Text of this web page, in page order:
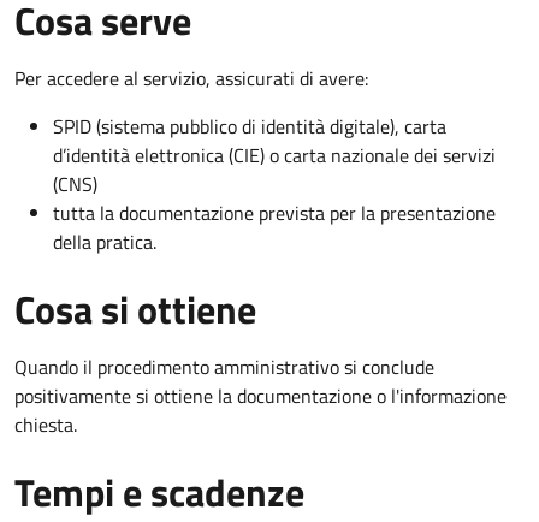
Cosa serve
Per accedere al servizio, assicurati di avere:
SPID (sistema pubblico di identità digitale), carta
d’identità elettronica (CIE) o carta nazionale dei servizi
(CNS)
tutta la documentazione prevista per la presentazione
della pratica.
Cosa si ottiene
Quando il procedimento amministrativo si conclude
positivamente si ottiene la documentazione o l'informazione
chiesta.
Tempi e scadenze